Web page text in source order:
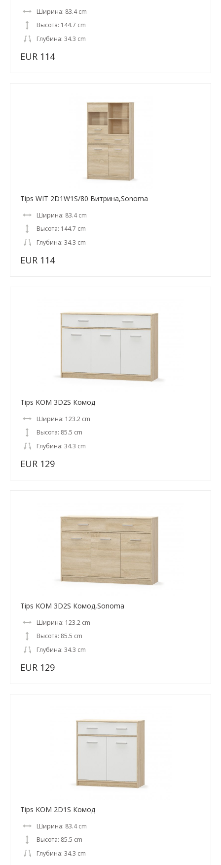
Ширина: 83.4 cm
Высота: 144.7 cm
Глубина: 34.3 cm
EUR 114
Tips WIT 2D1W1S/80 Витрина,Sonoma
Ширина: 83.4 cm
Высота: 144.7 cm
Глубина: 34.3 cm
EUR 114
Tips KOM 3D2S Комод
Ширина: 123.2 cm
Высота: 85.5 cm
Глубина: 34.3 cm
EUR 129
Tips KOM 3D2S Комод,Sonoma
Ширина: 123.2 cm
Высота: 85.5 cm
Глубина: 34.3 cm
EUR 129
Tips KOM 2D1S Комод
Ширина: 83.4 cm
Высота: 85.5 cm
Глубина: 34.3 cm